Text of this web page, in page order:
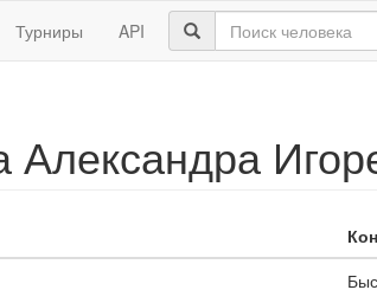
Турниры API
Александра